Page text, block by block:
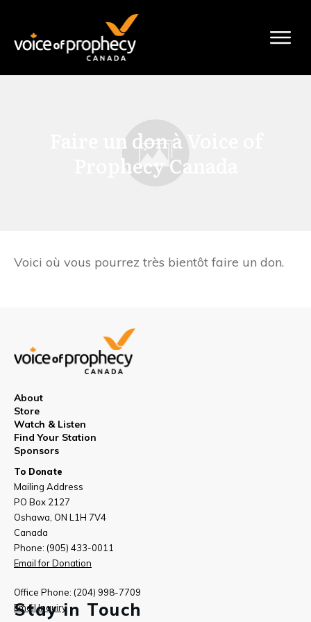
Faire un don à Voice of
Prophecy Canada
Voici où vous pourrez très bientôt faire un don.
About
Store
Watch & Listen
Find Your Station
Sponsors
To Donate
Mailing Address
PO Box 2127
Oshawa, ON L1H 7V4
Canada
Phone: (905) 433-0011
Email for Donation
Office Phone: (204) 998-7709
Email Inquiry
Stay in Touch